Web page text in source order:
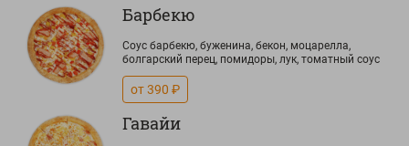
Барбекю
Соус барбекю, буженина, бекон, моцарелла,
болгарский перец, помидоры, лук, томатный соус
от 390 ₽
Гавайи